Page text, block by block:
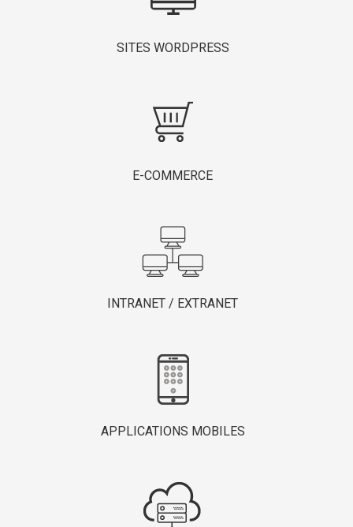
SITES WORDPRESS
E-COMMERCE
INTRANET / EXTRANET
APPLICATIONS MOBILES